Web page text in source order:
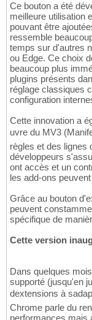
Ce bouton a été
meilleure utilisation
pouvant être
ressemble
temps sur d'autres
ou Edge. Ce choix
beaucoup plus
plugins présents
réglage classiques
configuration
Cette innovation a
uvre du MV3
règles et des lignes
développeurs
ont accès et un
les add-ons
Grâce au bouton
peuvent
spécifique de
Cette version
Dans quelques
supporté (jusqu'en
dextensions à
Chrome parle du